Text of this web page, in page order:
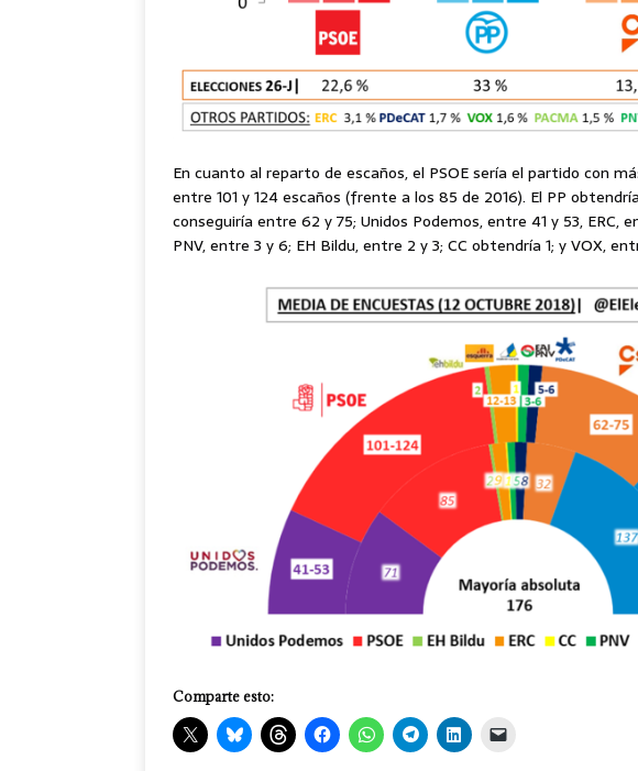
En cuanto al reparto de escaños, el PSOE sería el partido con
entre 101 y 124 escaños (frente a los 85 de 2016). El PP
conseguiría entre 62 y 75; Unidos Podemos, entre 41 y 53, ERC,
PNV, entre 3 y 6; EH Bildu, entre 2 y 3; CC obtendría 1; y VOX,
Comparte esto: